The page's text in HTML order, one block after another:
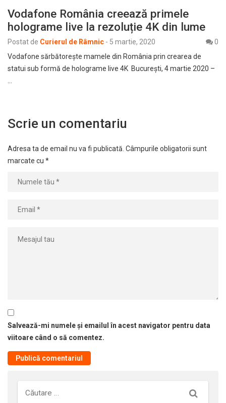
Vodafone România creează primele
holograme live la rezoluție 4K din lume
Postat de Curierul de Râmnic - 5 martie, 2020
0
Vodafone sărbătorește mamele din România prin crearea de
statui sub formă de holograme live 4K București, 4 martie 2020 –
Scrie un comentariu
Adresa ta de email nu va fi publicată. Câmpurile obligatorii sunt
marcate cu *
Salvează-mi numele și emailul în acest navigator pentru data
viitoare când o să comentez.
Căutare